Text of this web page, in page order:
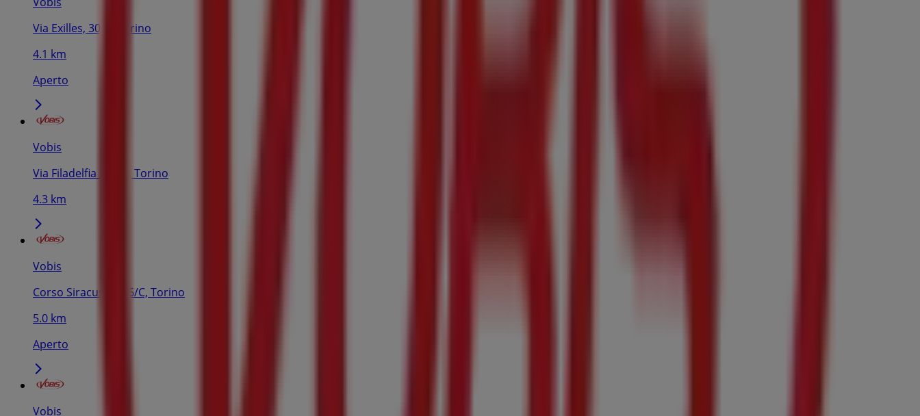
Via Exilles, 30/B, Torino
4.1 km
Aperto
Vobis
Via Filadelfia 227/B, Torino
4.3 km
Vobis
Corso Siracusa, 196/C, Torino
5.0 km
Aperto
Vobis